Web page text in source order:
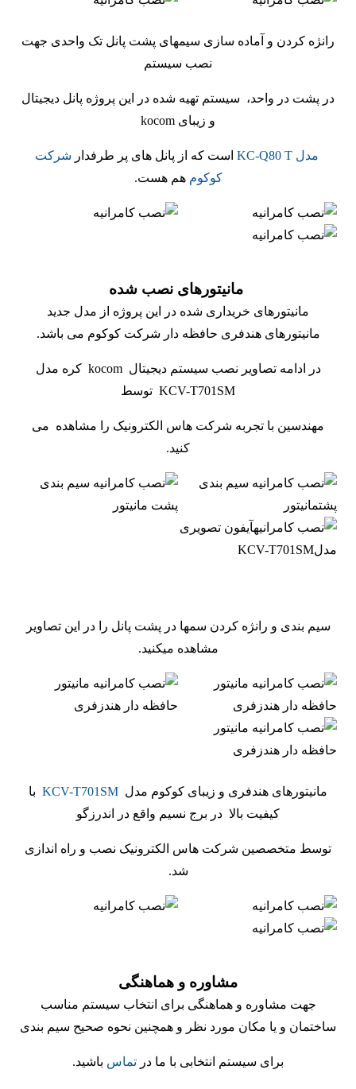
رانژه کردن و آماده سازی سیمهای پشت پانل تک واحدی جهت
نصب سیستم
در پشت در واحد، سیستم تهیه شده در این پروژه پانل دیجیتال
و زیبای kocom
مدل KC-Q80 T است که از پانل های پر طرفدار شرکت
کوکوم هم هست.
مانیتورهای نصب شده
مانیتورهای خریداری شده در این پروژه از مدل جدید
مانیتورهای هندفری حافظه دار شرکت کوکوم می باشد.
در ادامه تصاویر نصب سیستم دیجیتال kocom کره مدل
KCV-T701SM توسط
مهندسین با تجربه شرکت هاس الکترونیک را مشاهده می
کنید.
سیم بندی و رانژه کردن سمها در پشت پانل را در این تصاویر
مشاهده میکنید.
مانیتورهای هندفری و زیبای کوکوم مدل
با
کیفیت بالا در برج نسیم واقع در اندرزگو
توسط متخصصین شرکت هاس الکترونیک نصب و راه اندازی
شد.
مشاوره و هماهنگی
جهت مشاوره و هماهنگی برای انتخاب سیستم مناسب
ساختمان و یا مکان مورد نظر و همچنین نحوه صحیح سیم بندی
برای سیستم انتخابی با ما در تماس باشید.